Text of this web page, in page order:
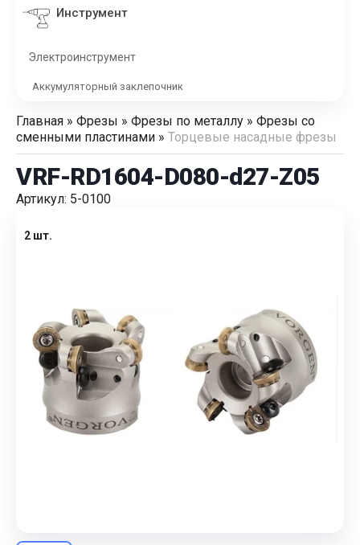
Инструмент
Электроинструмент
Аккумуляторный заклепочник
Главная » Фрезы » Фрезы по металлу » Фрезы со
сменными пластинами » Торцевые насадные фрезы
VRF-RD1604-D080-d27-Z05
Артикул: 5-0100
2 шт.